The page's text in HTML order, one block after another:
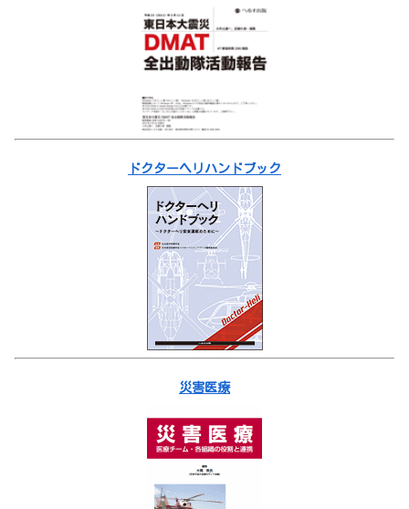
ドクターヘリハンドブック
災害医療